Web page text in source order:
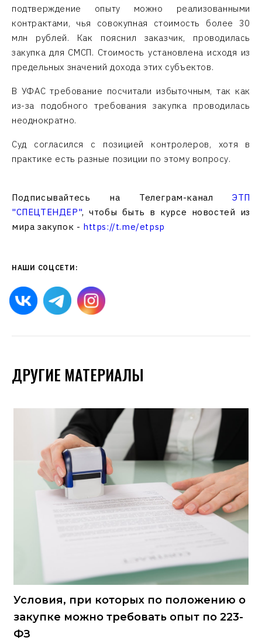
подтверждение опыту можно реализованными
контрактами, чья совокупная стоимость более 30
млн рублей. Как пояснил заказчик, проводилась
закупка для СМСП. Стоимость установлена исходя из
предельных значений дохода этих субъектов.
В УФАС требование посчитали избыточным, так как
из-за подобного требования закупка проводилась
неоднократно.
Суд согласился с позицией контролеров, хотя в
практике есть разные позиции по этому вопросу.
Подписывайтесь на Телеграм-каналЭТП
"СПЕЦТЕНДЕР", чтобы быть в курсе новостей из
мира закупок - https://t.me/etpsp
НАШИ СОЦСЕТИ:
ДРУГИЕ МАТЕРИАЛЫ
Условия, при которых по положению о
закупке можно требовать опыт по 223-
ФЗ